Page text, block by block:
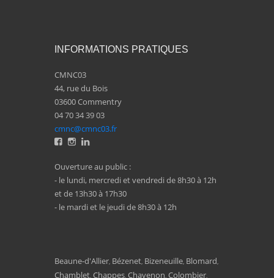
INFORMATIONS PRATIQUES
CMNC03
44, rue du Bois
03600 Commentry
04 70 34 39 03
cmnc@cmnc03.fr
Ouverture au public :
- le lundi, mercredi et vendredi de 8h30 à 12h
et de 13h30 à 17h30
- le mardi et le jeudi de 8h30 à 12h
Beaune-d'Allier Bézenet Bizeneuille Blomard
Chamblet Chappes Chavenon Colombier